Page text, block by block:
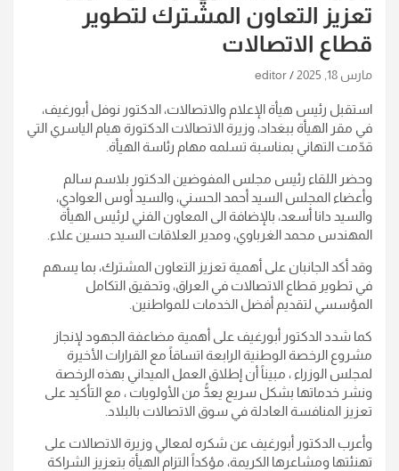
تعزيز التعاون المشترك لتطوير
قطاع الاتصالات
مارس 18, 2025 editor
استقبل رئيس هيأة الإعلام والاتصالات، الدكتور نوفل أبورغيف،
في مقر الهيأة ببغداد، وزيرة الاتصالات الدكتورة هيام الياسري التي
قدّمت التهاني بمناسبة تسلمه مهام رئاسة الهيأة.
وحضر اللقاء رئيس مجلس المفوضين الدكتور بلاسم سالم
وأعضاء المجلس السيد أحمد الحسني، والسيد أوس العوادي،
والسيد دانا أسعد، بالإضافة الى المعاون الفني لرئيس الهيأة
المهندس محمد الغرباوي، ومدير العلاقات السيد حسين علاء.
وقد أكد الجانبان على أهمية تعزيز التعاون المشترك، بما يسهم
في تطوير قطاع الاتصالات في العراق، وتحقيق التكامل
المؤسسي لتقديم أفضل الخدمات للمواطنين.
كما شدد الدكتور أبورغيف على أهمية مضاعفة الجهود لإنجاز
مشروع الرخصة الوطنية الرابعة اتساقاً مع القرارات الأخيرة
لمجلس الوزراء ، مبيناً أن إطلاق العمل الميداني بهذه الرخصة
ونشر خدماتها بشكل سريع يعدُّ من الأولويات ، مع التأكيد على
تعزيز المنافسة العادلة في سوق الاتصالات بالبلاد.
وأعرب الدكتور أبورغيف عن شكره لمعالي وزيرة الاتصالات على
تهنئتها ومشاعرها الكريمة، مؤكداً التزام الهيأة بتعزيز الشراكة